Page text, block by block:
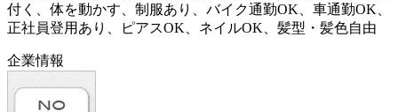
付く、体を動かす、制服あり、バイク通勤OK、車通勤OK、
正社員登用あり、ピアスOK、ネイルOK、髪型・髪色自由
企業情報